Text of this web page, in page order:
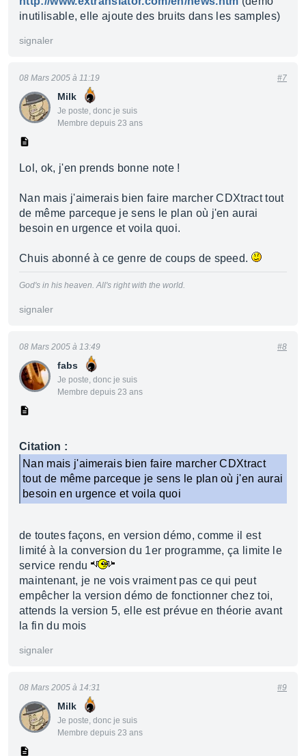
inutilisable, elle ajoute des bruits dans les samples)
signaler
Milk
Je poste, donc je suis
Membre depuis 23 ans
08 Mars 2005 à 11:19 #7
Lol, ok, j'en prends bonne note !
Nan mais j'aimerais bien faire marcher CDXtract tout
de même parceque je sens le plan où j'en aurai
besoin en urgence et voila quoi.
Chuis abonné à ce genre de coups de speed.
God's in his heaven. All's right with the world.
signaler
fabs
Je poste, donc je suis
Membre depuis 23 ans
08 Mars 2005 à 13:49 #8
Citation :
Nan mais j'aimerais bien faire marcher CDXtract
tout de même parceque je sens le plan où j'en aurai
besoin en urgence et voila quoi
de toutes façons, en version démo, comme il est
limité à la conversion du 1er programme, ça limite le
service rendu
maintenant, je ne vois vraiment pas ce qui peut
empêcher la version démo de fonctionner chez toi,
attends la version 5, elle est prévue en théorie avant
la fin du mois
signaler
Milk
Je poste, donc je suis
Membre depuis 23 ans
08 Mars 2005 à 14:31 #9